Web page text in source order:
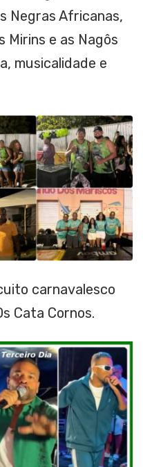
Negras Africanas,
Mirins e as Nagôs
musicalidade e
carnavalesco
Cata Cornos.